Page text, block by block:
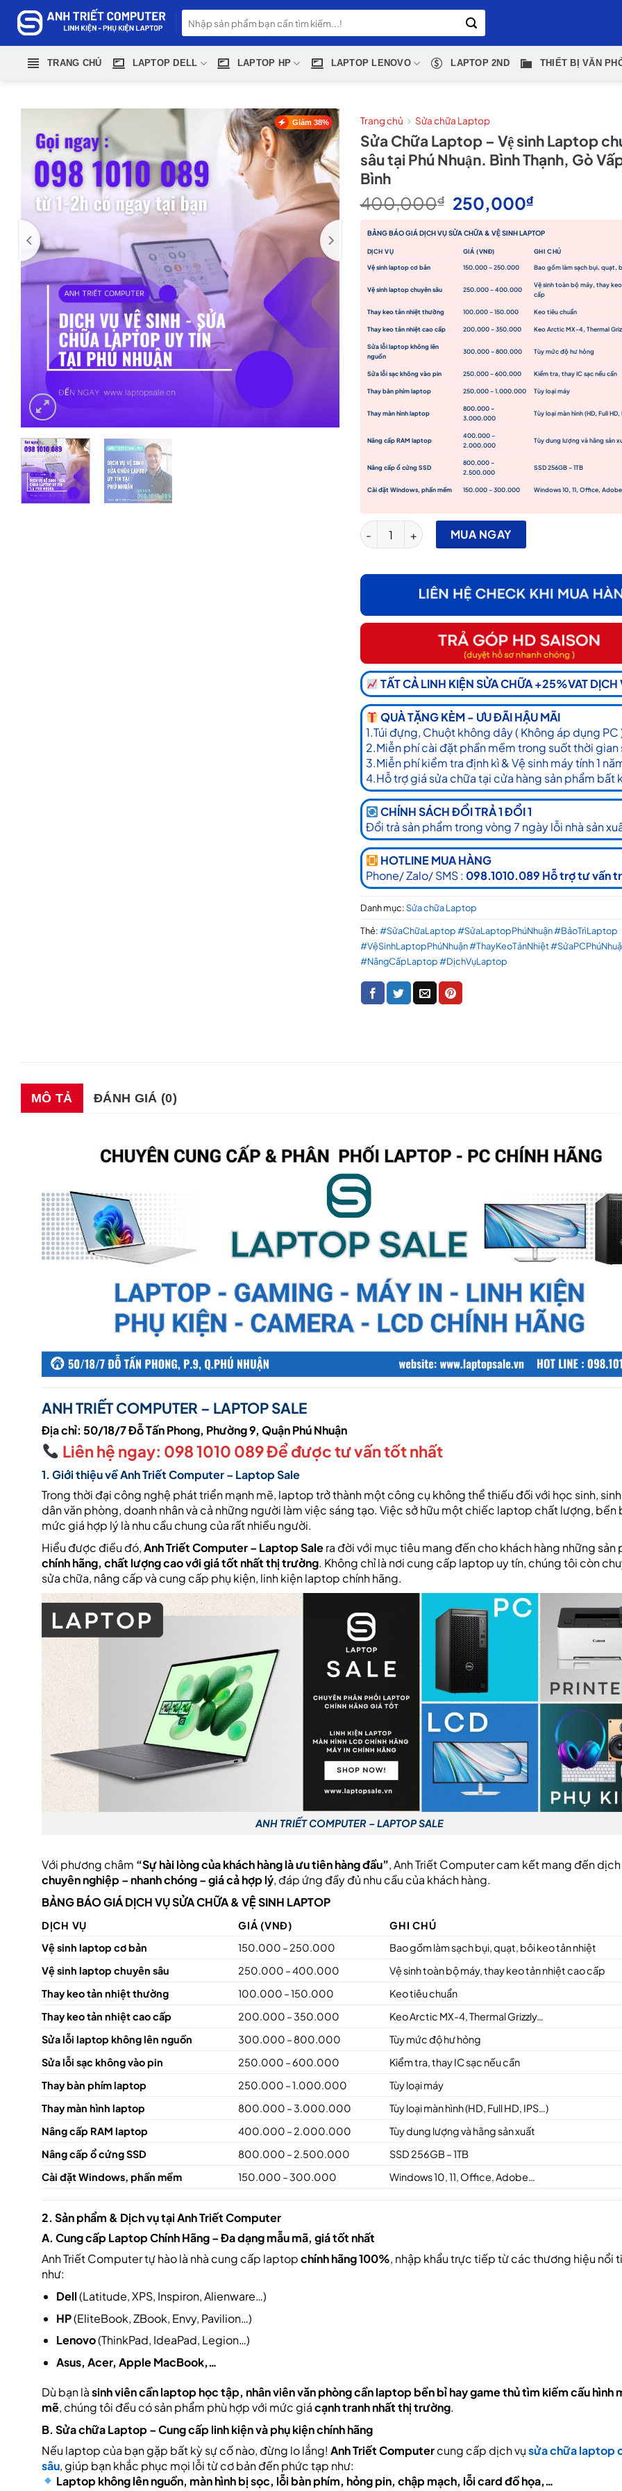
content
kiếm:
TRANG CHỦ LAPTOP DELL LAPTOP HP LAPTOP LENOVO LAPTOP 2ND THIẾT BỊ VĂN
Giảm 38% Trang chủ Sửa chữa Laptop
Sửa Chữa Laptop – Vệ sinh Laptop
sâu tại Phú Nhuận. Bình Thạnh, Gò
Bình
400,000₫ Giá
là:
400,000₫.
250,000₫Giá
tại
là:
BẢNG BÁO GIÁ DỊCH VỤ SỬA CHỮA & VỆ SINH LAPTOP
DỊCH VỤ GIÁ (VNĐ) GHI CHÚ
Vệ sinh laptop cơ bản 150.000 – 250.000 Bao gồm làm sạch bụi, quạt,
Vệ sinh laptop chuyên sâu 250.000 – 400.000
Vệ sinh toàn bộ máy, thay
cấp
Thay keo tản nhiệt thường 100.000 – 150.000 Keo tiêu chuẩn
Thay keo tản nhiệt cao cấp 200.000 – 350.000 Keo Arctic MX-4, Thermal
Sửa lỗi laptop không lên
nguồn
300.000 – 800.000 Tùy mức độ hư hỏng
Sửa lỗi sạc không vào pin 250.000 – 600.000 Kiểm tra, thay IC sạc nếu cần
Thay bàn phím laptop 250.000 – 1.000.000 Tùy loại máy
Thay màn hình laptop
800.000 –
3.000.000
Tùy loại màn hình (HD, Full HD,
Nâng cấp RAM laptop
400.000 –
2.000.000
Tùy dung lượng và hãng sản
Nâng cấp ổ cứng SSD
800.000 –
2.500.000
SSD 256GB – 1TB
Cài đặt Windows, phần mềm 150.000 – 300.000 Windows 10, 11, Office,
Sửa Chữa Laptop - Vệ sinh Laptop chuyên sâu tại Phú
MUA NGAY
TẤT CẢ LINH KIỆN SỬA CHỮA +25%VAT DỊCH
QUÀ TẶNG KÈM - ƯU ĐÃI HẬU MÃI
1.Túi đựng, Chuột không dây ( Không áp dụng PC
2.Miễn phí cài đặt phần mềm trong suốt thời gian
3.Miễn phí kiểm tra định kì & Vệ sinh máy tính 1
4.Hỗ trợ giá sửa chữa tại cửa hàng sản phẩm bất
CHÍNH SÁCH ĐỔI TRẢ 1 ĐỔI 1
Đổi trả sản phẩm trong vòng 7 ngày lỗi nhà sản
HOTLINE MUA HÀNG
Phone/ Zalo/ SMS : 098.1010.089 Hỗ trợ tư vấn
Danh mục:Sửa chữa Laptop
Thẻ:#SửaChữaLaptop #SửaLaptopPhúNhuận #BảoTrìLaptop
#VệSinhLaptopPhúNhuận #ThayKeoTảnNhiệt
#NângCấpLaptop #DịchVụLaptop
MÔ TẢ ĐÁNH GIÁ (0)
ANH TRIẾT COMPUTER – LAPTOP SALE
Địa chỉ: 50/18/7 Đỗ Tấn Phong, Phường 9, Quận Phú Nhuận
Liên hệ ngay: 098 1010 089 Để được tư vấn tốt nhất
1. Giới thiệu vềAnh Triết Computer– Laptop Sale
Trong thời đại công nghệ phát triển mạnh mẽ, laptop trở thành một công cụ không thể thiếu đối với học sinh,
dân văn phòng, doanh nhân và cả những người làm việc sáng tạo. Việc sở hữu một chiếc laptop chất lượng, bền
mức giá hợp lý là nhu cầu chung của rất nhiều người.
Hiểu được điều đó,Anh Triết Computer – Laptop Salera đời với mục tiêu mang đến cho khách hàng những sản
chính hãng, chất lượng cao với giá tốt nhất thị trường. Không chỉ là nơi cung cấp laptop uy tín, chúng tôi còn
sửa chữa, nâng cấp và cung cấp phụ kiện, linh kiện laptop chính hãng.
ANH TRIẾT COMPUTER – LAPTOP SALE
Với phương châm “Sự hài lòng của khách hàng là ưu tiên hàng đầu”, Anh Triết Computer cam kết mang đến dịch
chuyên nghiệp – nhanh chóng – giá cả hợp lý, đáp ứng đầy đủ nhu cầu của khách hàng.
BẢNG BÁO GIÁ DỊCH VỤ SỬA CHỮA & VỆ SINH LAPTOP
DỊCH VỤ GIÁ (VNĐ)
GHI CHÚ
Vệ sinh laptop cơ bản
150.000 – 250.000
Bao gồm làm sạch bụi, quạt, bôi keo tản nhiệt
Vệ sinh laptop chuyên sâu
250.000 – 400.000
Vệ sinh toàn bộ máy, thay keo tản nhiệt cao cấp
Thay keo tản nhiệt thường
100.000 – 150.000
Keo tiêu chuẩn
Thay keo tản nhiệt cao cấp
200.000 – 350.000
Keo Arctic MX-4, Thermal Grizzly…
Sửa lỗi laptop không lên nguồn
300.000 – 800.000
Tùy mức độ hư hỏng
Sửa lỗi sạc không vào pin
250.000 – 600.000
Kiểm tra, thay IC sạc nếu cần
Thay bàn phím laptop
250.000 – 1.000.000
Tùy loại máy
Thay màn hình laptop
800.000 – 3.000.000
Tùy loại màn hình (HD, Full HD, IPS…)
Nâng cấp RAM laptop
400.000 – 2.000.000
Tùy dung lượng và hãng sản xuất
Nâng cấp ổ cứng SSD
800.000 – 2.500.000
SSD 256GB – 1TB
Cài đặt Windows, phần mềm
150.000 – 300.000 Windows 10, 11, Office, Adobe…
2. Sản phẩm & Dịch vụ tạiAnh Triết Computer
A. Cung cấp Laptop Chính Hãng – Đa dạng mẫu mã, giá tốt nhất
Anh Triết Computer tự hào là nhà cung cấp laptopchính hãng 100%, nhập khẩu trực tiếp từ các thương hiệu nổi
như:
Dell(Latitude, XPS, Inspiron, Alienware…)
HP(EliteBook, ZBook, Envy, Pavilion…)
Lenovo(ThinkPad, IdeaPad, Legion…)
Asus, Acer, Apple MacBook,…
Dù bạn làsinh viên cần laptop học tập, nhân viên văn phòng cần laptop bền bỉ hay game thủ tìm kiếm cấu hình
mẽ, chúng tôi đều có sản phẩm phù hợp với mức giácạnh tranh nhất thị trường.
B. Sửa chữa Laptop – Cung cấp linh kiện và phụ kiện chính hãng
Nếu laptop của bạn gặp bất kỳ sự cố nào, đừng lo lắng! Anh Triết Computercung cấp dịch vụsửa chữa laptop
sâu, giúp bạn khắc phục mọi lỗi từ cơ bản đến phức tạp như:
Laptop không lên nguồn, màn hình bị sọc, lỗi bàn phím, hỏng pin, chập mạch, lỗi card đồ họa,…